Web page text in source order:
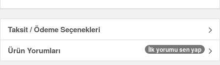
Taksit / Ödeme Seçenekleri
Ürün Yorumları
İlk yorumu sen yap